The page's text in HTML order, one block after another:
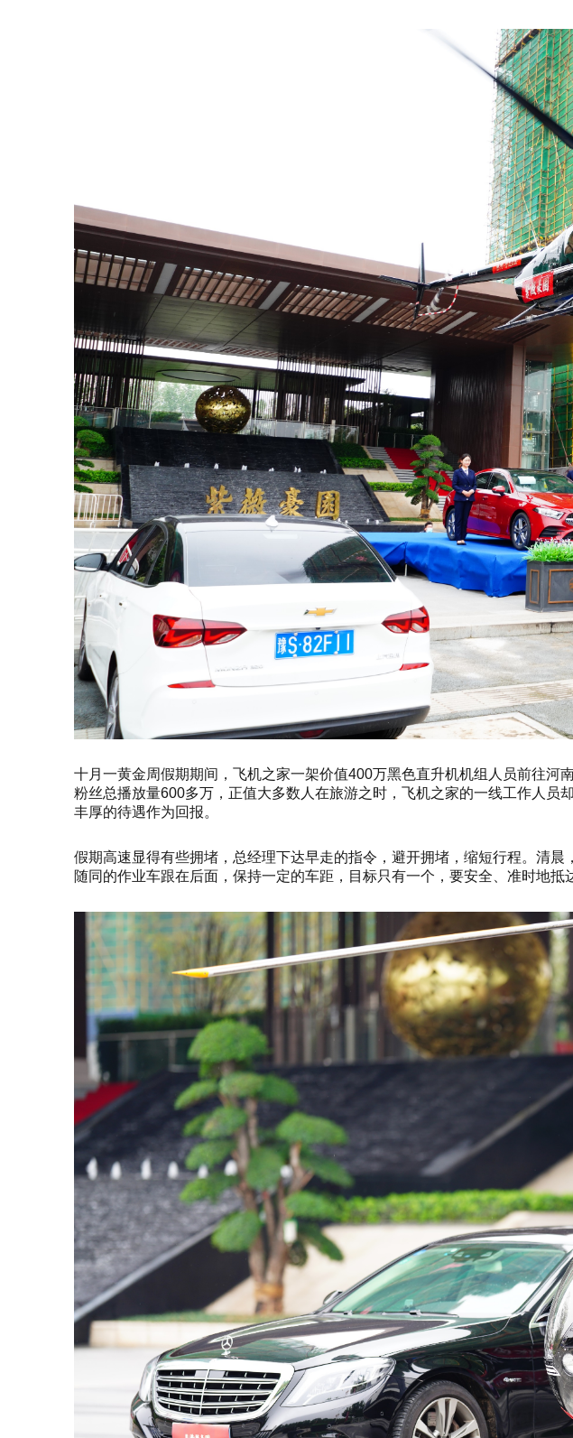
十月一黄金周假期期间，飞机之家一架价值400万黑色直升机机组人员前往
粉丝总播放量600多万，正值大多数人在旅游之时，飞机之家的一线工作人
丰厚的待遇作为回报。
假期高速显得有些拥堵，总经理下达早走的指令，避开拥堵，缩短行程。清
随同的作业车跟在后面，保持一定的车距，目标只有一个，要安全、准时地